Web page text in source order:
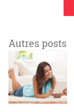
Autres posts